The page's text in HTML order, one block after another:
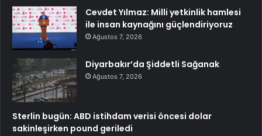
Cevdet Yılmaz: Milli yetkinlik hamlesi
ile insan kaynağını güçlendiriyoruz
Ağustos 7, 2026
Diyarbakır’da Şiddetli Sağanak
Ağustos 7, 2026
Sterlin bugün: ABD istihdam verisi öncesi dolar
sakinleşirken pound geriledi